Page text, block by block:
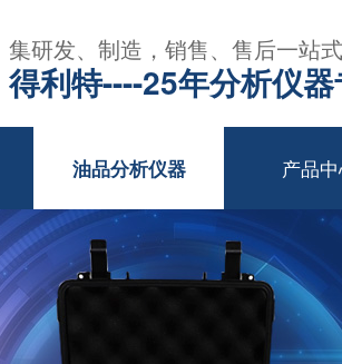
集研发、制造，销售、售后一站
得利特----25年分析仪
油品分析仪器 产品